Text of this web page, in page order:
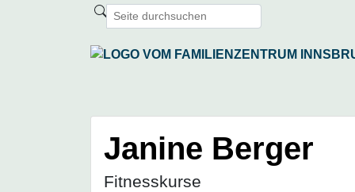
Janine Berger
Fitnesskurse